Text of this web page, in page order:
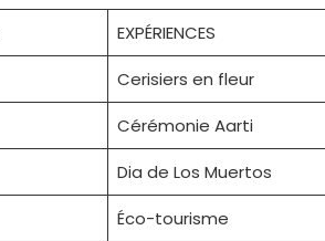
EXPÉRIENCES
Cerisiers en fleur
Cérémonie Aarti
Dia de Los Muertos
Éco-tourisme